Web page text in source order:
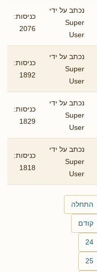
נכתב על ידי
Super
User
כניסות:
2076
נכתב על ידי
Super
User
כניסות:
1892
נכתב על ידי
Super
User
כניסות:
1829
נכתב על ידי
Super
User
כניסות:
1818
התחלה
קודם
24
25